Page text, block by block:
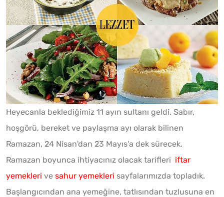
Heyecanla beklediğimiz 11 ayın sultanı geldi. Sabır,
hoşgörü, bereket ve paylaşma ayı olarak bilinen
Ramazan, 24 Nisan'dan 23 Mayıs'a dek sürecek.
Ramazan boyunca ihtiyacınız olacak tarifleri iftar
yemekleri ve sahur yemekleri sayfalarımızda topladık.
Başlangıcından ana yemeğine, tatlısından tuzlusuna en